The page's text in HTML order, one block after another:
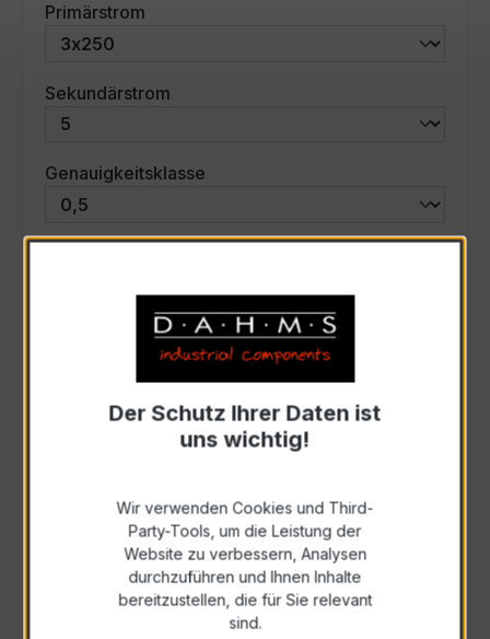
Primärstrom
Sekundärstrom
Genauigkeitsklasse
Auswahl zurücksetzen
Art. Nr.:46581
Zur Sammelanfrage hinzufügen
Anfrage telefonisch
Der Schutz Ihrer Daten ist
uns wichtig!
Wir verwenden Cookies und Third-
Party-Tools, um die Leistung der
Website zu verbessern, Analysen
durchzuführen und Ihnen Inhalte
bereitzustellen, die für Sie relevant
sind.